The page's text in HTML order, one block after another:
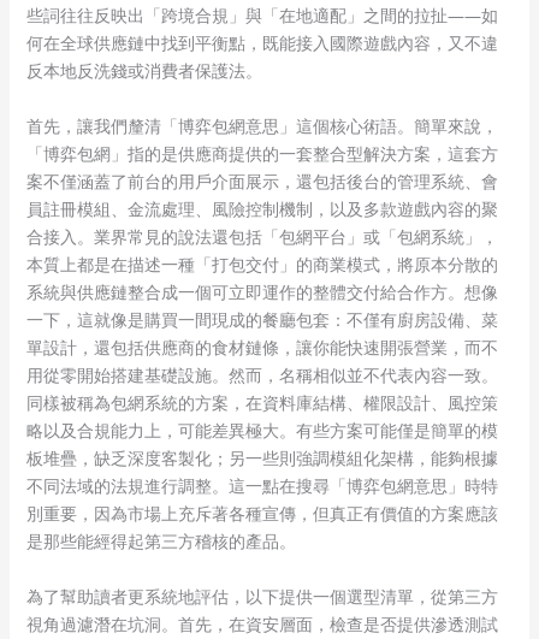
些詞往往反映出「跨境合規」與「在地適配」之間的拉扯——如
何在全球供應鏈中找到平衡點，既能接入國際遊戲內容，又不違
反本地反洗錢或消費者保護法。
首先，讓我們釐清「博弈包網意思」這個核心術語。簡單來說，
「博弈包網」指的是供應商提供的一套整合型解決方案，這套方
案不僅涵蓋了前台的用戶介面展示，還包括後台的管理系統、會
員註冊模組、金流處理、風險控制機制，以及多款遊戲內容的聚
合接入。業界常見的說法還包括「包網平台」或「包網系統」，
本質上都是在描述一種「打包交付」的商業模式，將原本分散的
系統與供應鏈整合成一個可立即運作的整體交付給合作方。想像
一下，這就像是購買一間現成的餐廳包套：不僅有廚房設備、菜
單設計，還包括供應商的食材鏈條，讓你能快速開張營業，而不
用從零開始搭建基礎設施。然而，名稱相似並不代表內容一致。
同樣被稱為包網系統的方案，在資料庫結構、權限設計、風控策
略以及合規能力上，可能差異極大。有些方案可能僅是簡單的模
板堆疊，缺乏深度客製化；另一些則強調模組化架構，能夠根據
不同法域的法規進行調整。這一點在搜尋「博弈包網意思」時特
別重要，因為市場上充斥著各種宣傳，但真正有價值的方案應該
是那些能經得起第三方稽核的產品。
為了幫助讀者更系統地評估，以下提供一個選型清單，從第三方
視角過濾潛在坑洞。首先，在資安層面，檢查是否提供滲透測試